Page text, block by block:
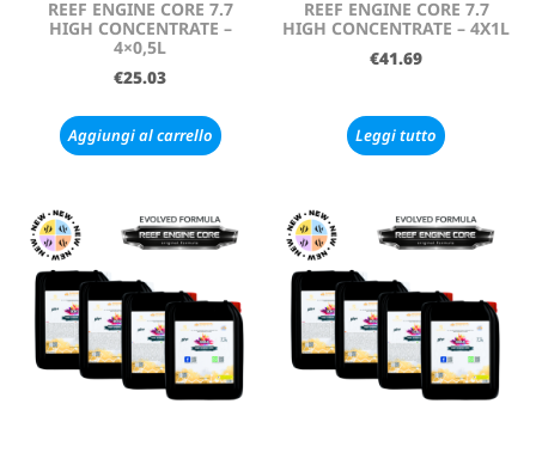
REEF ENGINE CORE 7.7
HIGH CONCENTRATE –
4×0,5L
€25.03
Aggiungi al carrello
REEF ENGINE CORE 7.7
HIGH CONCENTRATE – 4X1L
€41.69
Leggi tutto